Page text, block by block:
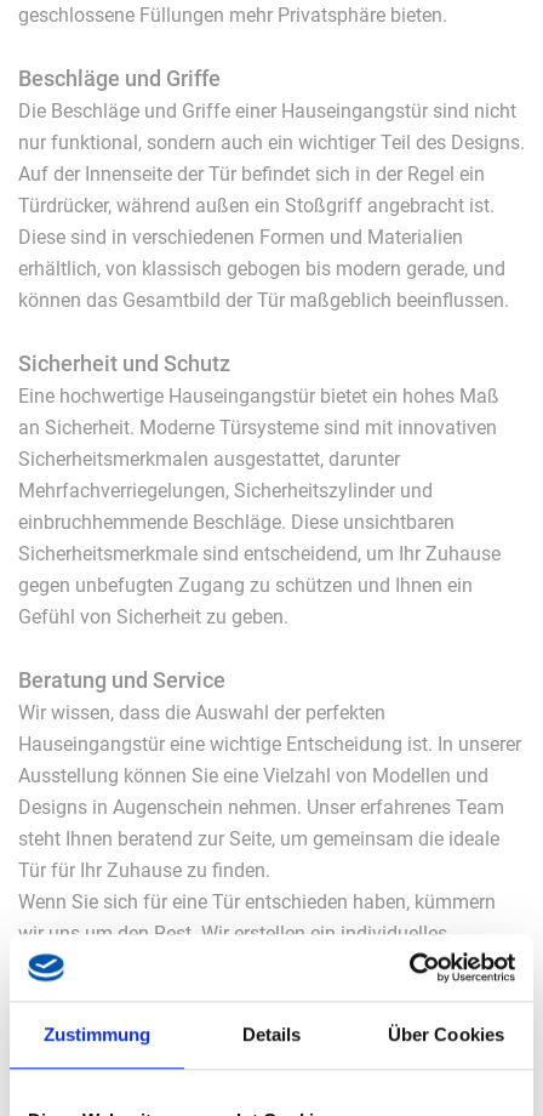
Zustimmung Details Über Cookies
geschlossene Füllungen mehr Privatsphäre bieten.
Beschläge und Griffe
Die Beschläge und Griffe einer Hauseingangstür sind nicht
nur funktional, sondern auch ein wichtiger Teil des Designs.
Auf der Innenseite der Tür befindet sich in der Regel ein
Türdrücker, während außen ein Stoßgriff angebracht ist.
Diese sind in verschiedenen Formen und Materialien
erhältlich, von klassisch gebogen bis modern gerade, und
können das Gesamtbild der Tür maßgeblich beeinflussen.
Sicherheit und Schutz
Eine hochwertige Hauseingangstür bietet ein hohes Maß
an Sicherheit. Moderne Türsysteme sind mit innovativen
Sicherheitsmerkmalen ausgestattet, darunter
Mehrfachverriegelungen, Sicherheitszylinder und
einbruchhemmende Beschläge. Diese unsichtbaren
Sicherheitsmerkmale sind entscheidend, um Ihr Zuhause
gegen unbefugten Zugang zu schützen und Ihnen ein
Gefühl von Sicherheit zu geben.
Beratung und Service
Wir wissen, dass die Auswahl der perfekten
Hauseingangstür eine wichtige Entscheidung ist. In unserer
Ausstellung können Sie eine Vielzahl von Modellen und
Designs in Augenschein nehmen. Unser erfahrenes Team
steht Ihnen beratend zur Seite, um gemeinsam die ideale
Tür für Ihr Zuhause zu finden.
Wenn Sie sich für eine Tür entschieden haben, kümmern
wir uns um den Rest. Wir erstellen ein individuelles
Angebot, das die Tür sowie die fachgerechte Montage
beinhaltet. So können Sie sicher sein, dass Ihre neue
Hauseingangstür nicht nur schön und sicher, sondern auch